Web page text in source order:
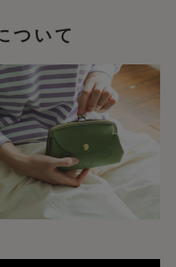
ついて